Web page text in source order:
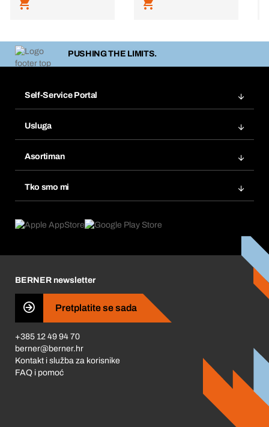
PUSHING THE LIMITS.
Self-Service Portal
Popisi želja
Ponovno naručivanje
Pretplate
Usluga
Tražitelji proizvoda
Asortiman
Tko smo mi
Što nas pokreće
Business Conduct
BERNER newsletter
Pretplatite se sada
+385 12 49 94 70
berner@berner.hr
Kontakt i služba za korisnike
FAQ i pomoć